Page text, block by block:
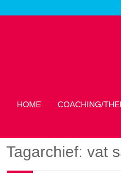
HOME COACHING/
Tagarchief: vat